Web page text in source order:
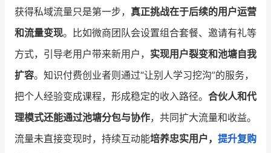
获得私域流量只是第一步， 真正挑战在于后续的用户运营
和流量变现。比如微商团队会设置组合套餐、邀请有礼等
方式，引导老用户带来新用户， 实现用户裂变和池塘自我
扩容。知识付费创业者则通过“让别人学习挖沟”的服务，
把个人经验变成课程，形成稳定的收入路径。 合伙人和代
理模式还能通过池塘分包与协作，共同扩大流量和收益。
流量未直接变现时，持续互动能培养忠实用户， 提升复购